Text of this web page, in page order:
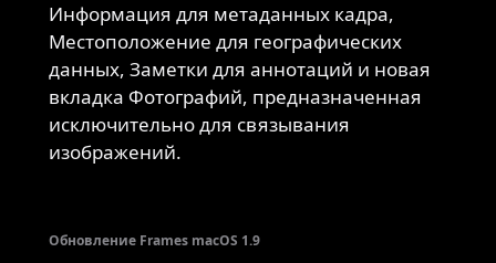
Информация для метаданных кадра,
Местоположение для географических
данных, Заметки для аннотаций и новая
вкладка Фотографий, предназначенная
исключительно для связывания
изображений.
Обновление Frames macOS 1.9